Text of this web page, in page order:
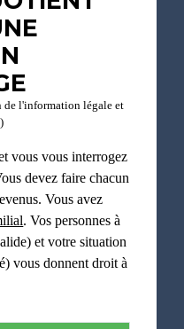
de l'information légale et
vous vous interrogez
devez faire chacun
Vous avez
. Vos personnes à
et votre situation
vous donnent droit à